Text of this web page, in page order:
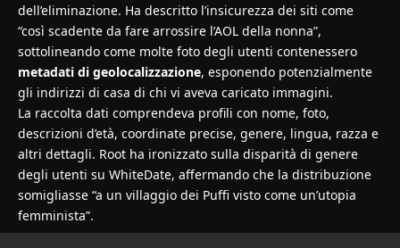
dell’eliminazione. Ha descritto l’insicurezza dei siti come
“così scadente da fare arrossire l’AOL della nonna”,
sottolineando come molte foto degli utenti contenessero
metadati di geolocalizzazione, esponendo potenzialmente
gli indirizzi di casa di chi vi aveva caricato immagini.
La raccolta dati comprendeva profili con nome, foto,
descrizioni d’età, coordinate precise, genere, lingua, razza e
altri dettagli. Root ha ironizzato sulla disparità di genere
degli utenti su WhiteDate, affermando che la distribuzione
somigliasse “a un villaggio dei Puffi visto come un’utopia
femminista”.